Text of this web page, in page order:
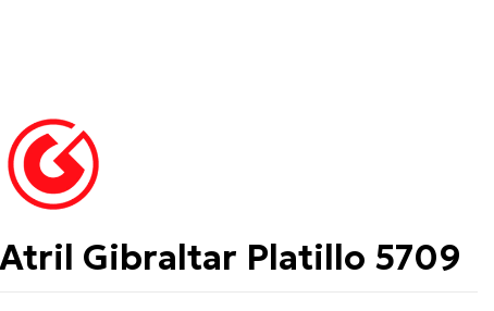
Atril Gibraltar Platillo 5709